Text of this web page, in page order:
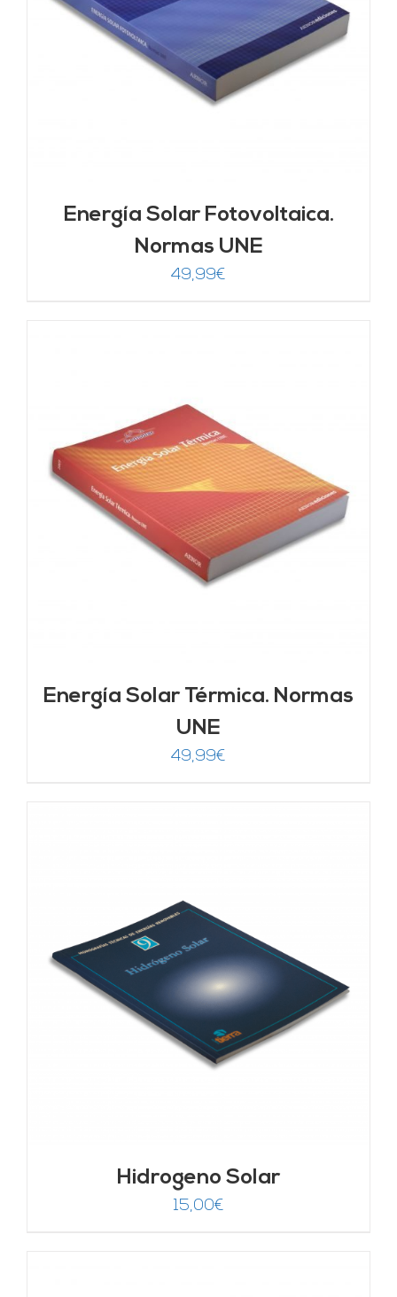
Energía Solar Fotovoltaica.
Normas UNE
49,99€
Energía Solar Térmica. Normas
UNE
49,99€
Hidrogeno Solar
15,00€